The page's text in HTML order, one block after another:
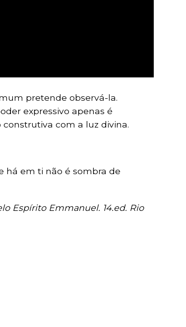
pretende observá-la.
expressivo apenas é
com a luz divina.
há em ti não é sombra de
Espírito Emmanuel. 14.ed. Rio